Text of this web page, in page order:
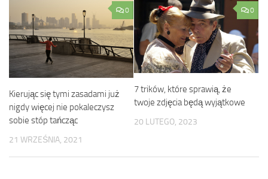
0
Kierując się tymi zasadami już
nigdy więcej nie pokaleczysz
sobie stóp tańcząc
21 WRZEŚNIA, 2021
0
7 trików, które sprawią, że
twoje zdjęcia będą wyjątkowe
20 LUTEGO, 2023